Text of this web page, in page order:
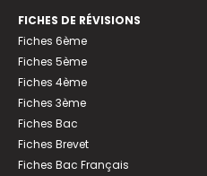
FICHES DE RÉVISIONS
Fiches 6ème
Fiches 5ème
Fiches 4ème
Fiches 3ème
Fiches Bac
Fiches Brevet
Fiches Bac Français